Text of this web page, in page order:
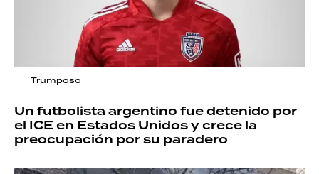
Trumposo
Un futbolista argentino fue detenido por
el ICE en Estados Unidos y crece la
preocupación por su paradero